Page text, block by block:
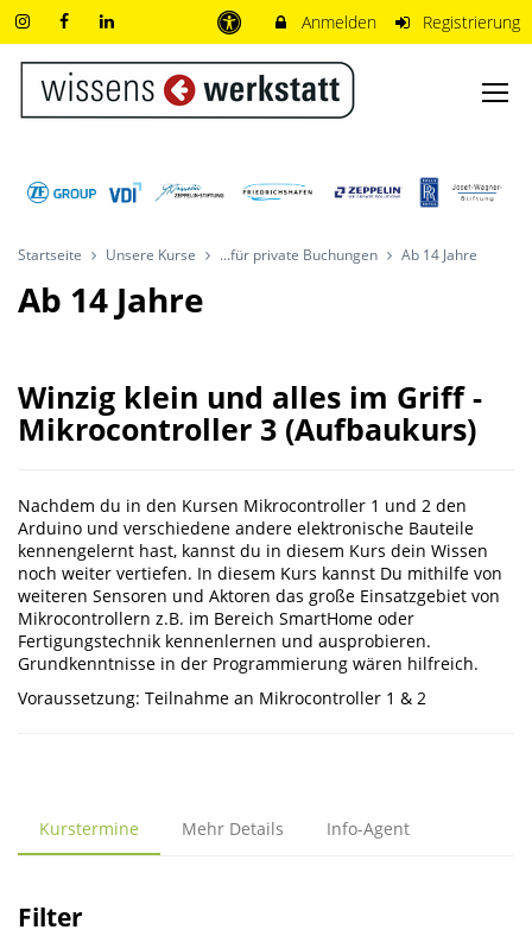
Anmelden Registrierung
Startseite Unsere Kurse ...für private Buchungen Ab 14 Jahre
Ab 14 Jahre
Winzig klein und alles im Griff -
Mikrocontroller 3 (Aufbaukurs)
Nachdem du in den Kursen Mikrocontroller 1 und 2 den
Arduino und verschiedene andere elektronische Bauteile
kennengelernt hast, kannst du in diesem Kurs dein Wissen
noch weiter vertiefen. In diesem Kurs kannst Du mithilfe von
weiteren Sensoren und Aktoren das große Einsatzgebiet von
Mikrocontrollern z.B. im Bereich SmartHome oder
Fertigungstechnik kennenlernen und ausprobieren.
Grundkenntnisse in der Programmierung wären hilfreich.
Voraussetzung: Teilnahme an Mikrocontroller 1 & 2
Kurstermine Mehr Details Info-Agent
Filter